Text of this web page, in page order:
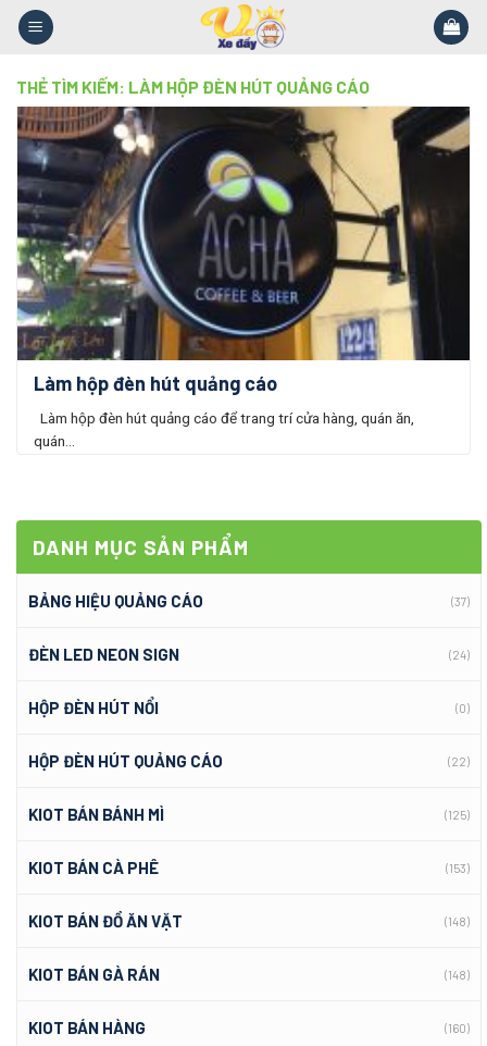
Skip
THẺ TÌM KIẾM: LÀM HỘP ĐÈN HÚT QUẢNG CÁO
DANH MỤC SẢN PHẨM
BẢNG HIỆU QUẢNG CÁO (37)
ĐÈN LED NEON SIGN (24)
HỘP ĐÈN HÚT NỔI (0)
HỘP ĐÈN HÚT QUẢNG CÁO (22)
KIOT BÁN BÁNH MÌ (125)
KIOT BÁN CÀ PHÊ (153)
KIOT BÁN ĐỒ ĂN VẶT (148)
KIOT BÁN GÀ RÁN (148)
KIOT BÁN HÀNG (160)
Làm hộp đèn hút quảng cáo
Làm hộp đèn hút quảng cáo để trang trí cửa hàng, quán ăn,
quán...